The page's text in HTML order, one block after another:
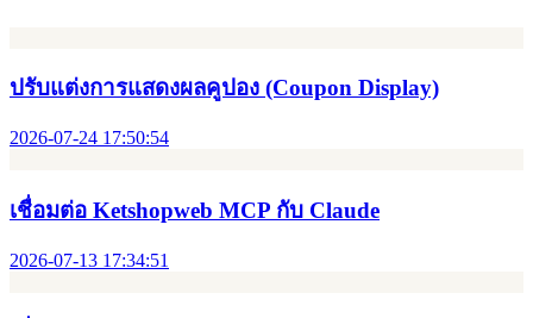
ปรับแต่งการแสดงผลคูปอง (Coupon Display)
2026-07-24 17:50:54
เชื่อมต่อ Ketshopweb MCP กับ Claude
2026-07-13 17:34:51